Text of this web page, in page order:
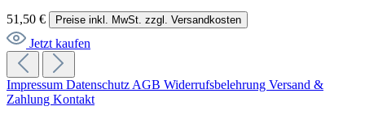
51,50 € Preise inkl. MwSt. zzgl. Versandkosten
Jetzt kaufen
Impressum Datenschutz AGB Widerrufsbelehrung Versand &
Zahlung Kontakt